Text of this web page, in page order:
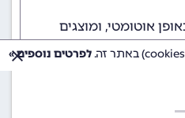
אוטומטי, ומוצגים
האתר.
לפרטים נוספים »